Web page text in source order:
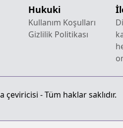
Hukuki
Kullanım Koşulları
Gizlilik Politikası
- Tüm haklar saklıdır.